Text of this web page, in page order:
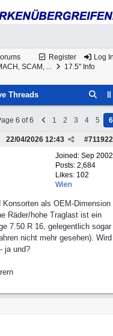
Register Log
SCAM, ...
17.5" Info
Threads
6 of 6 1 2 3 4 5 6
#711922
22/04/2026 12:43
Joined: Sep 2002
Posts: 2,684
Likes: 102
Wien
als OEM-Dimension
Räder/hohe Traglast ist ein
7.50 R 16, gelegentlich sogar
nicht mehr gesehen). Wird
ja und?